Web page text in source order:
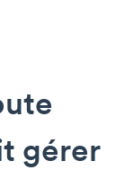
gérer